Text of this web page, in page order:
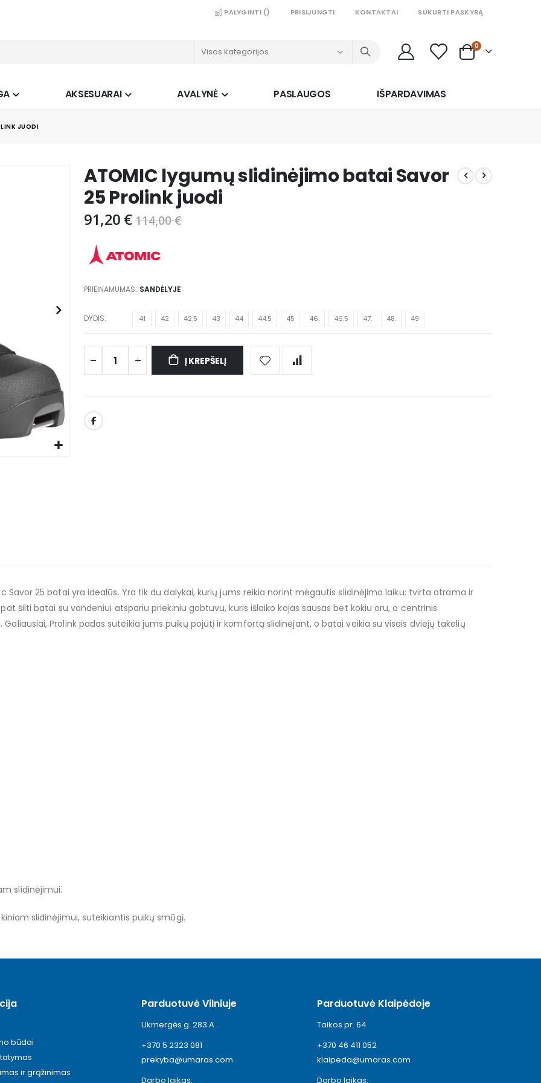
PALYGINTI () PRISIJUNGTI KONTAKTAI SUKURTI PASKYRĄ
Cart
0prekės
AKSESUARAI AVALYNĖ PASLAUGOS IŠPARDAVIMAS
JUODI
ATOMIC lygumų slidinėjimo batai Savor
25 Prolink juodi
91,20 € 114,00 €
PRIEINAMUMAS: SANDĖLYJE
DYDIS 41 42 42.5 43 44 44.5 45 46. 46.5 47. 48. 49
Į KREPŠELĮ
Savor 25 batai yra idealūs. Yra tik du dalykai, kurių jums reikia norint mėgautis slidinėjimo laiku: tvirta atrama ir
šilti batai su vandeniui atspariu priekiniu gobtuvu, kuris išlaiko kojas sausas bet kokiu oru, o centrinis
Prolink padas suteikia jums puikų pojūtį ir komfortą slidinėjant, o batai veikia su visais dviejų takelių
slidinėjimui.
slidinėjimui, suteikiantis puikų smūgį.
būdai
ir grąžinimas
Parduotuvė Vilniuje
Ukmergės g. 283 A
+370 5 2323 081
prekyba@umaras.com
Darbo laikas:
Parduotuvė Klaipėdoje
Taikos pr. 64
+370 46 411 052
klaipeda@umaras.com
Darbo laikas: